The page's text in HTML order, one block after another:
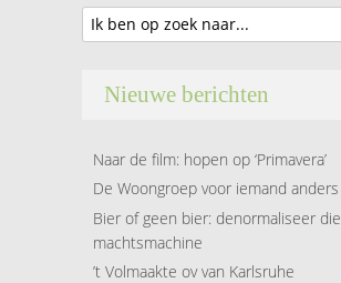
Nieuwe berichten
Naar de film: hopen op ‘Primavera’
De Woongroep voor iemand anders
Bier of geen bier: denormaliseer die
machtsmachine
’t Volmaakte ov van Karlsruhe